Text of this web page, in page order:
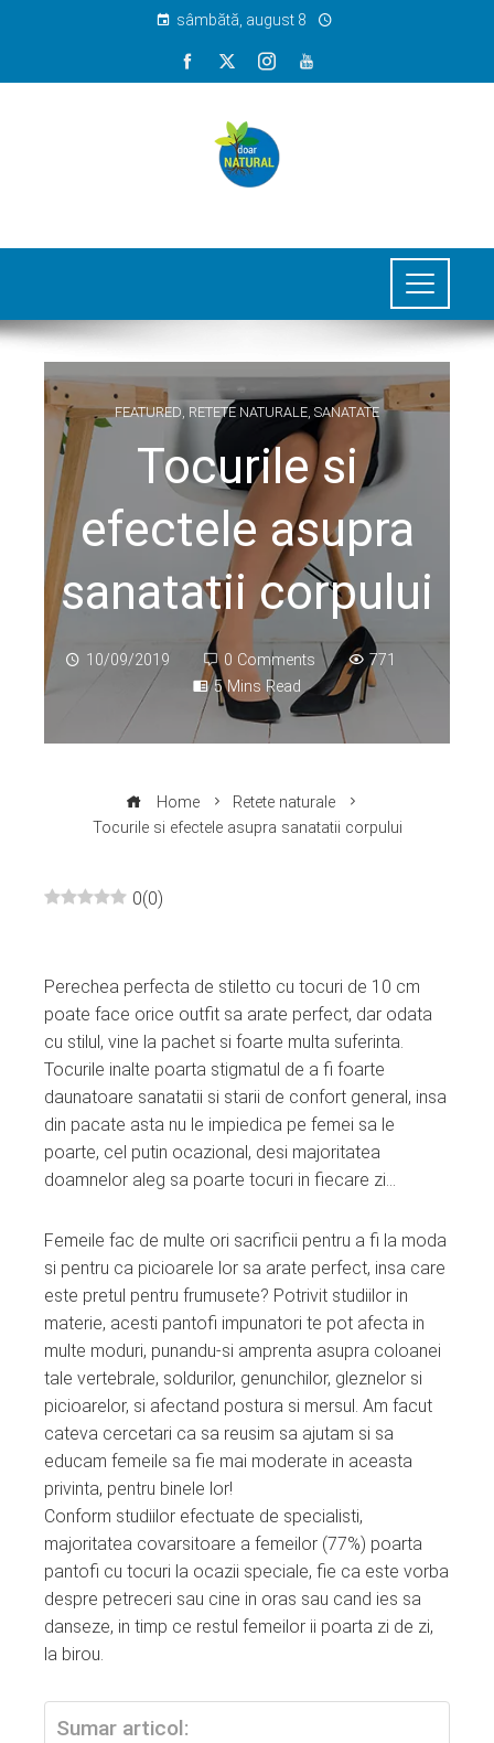
sâmbătă, august 8
FEATURED RETETE NATURALE SANATATE
Tocurile si
efectele asupra
sanatatii corpului
10/09/2019 0 Comments
771
5 Mins Read
Home
Retete naturale
Tocurile si efectele asupra sanatatii corpului
0(0)
Perechea perfecta de stiletto cu tocuri de 10 cm
poate face orice outfit sa arate perfect, dar odata
cu stilul, vine la pachet si foarte multa suferinta.
Tocurile inalte poarta stigmatul de a fi foarte
daunatoare sanatatii si starii de confort general, insa
din pacate asta nu le impiedica pe femei sa le
poarte, cel putin ocazional, desi majoritatea
doamnelor aleg sa poarte tocuri in fiecare zi…
Femeile fac de multe ori sacrificii pentru a fi la moda
si pentru ca picioarele lor sa arate perfect, insa care
este pretul pentru frumusete? Potrivit studiilor in
materie, acesti pantofi impunatori te pot afecta in
multe moduri, punandu-si amprenta asupra coloanei
tale vertebrale, soldurilor, genunchilor, gleznelor si
picioarelor, si afectand postura si mersul. Am facut
cateva cercetari ca sa reusim sa ajutam si sa
educam femeile sa fie mai moderate in aceasta
privinta, pentru binele lor!
Conform studiilor efectuate de specialisti,
majoritatea covarsitoare a femeilor (77%) poarta
pantofi cu tocuri la ocazii speciale, fie ca este vorba
despre petreceri sau cine in oras sau cand ies sa
danseze, in timp ce restul femeilor ii poarta zi de zi,
la birou.
Sumar articol: